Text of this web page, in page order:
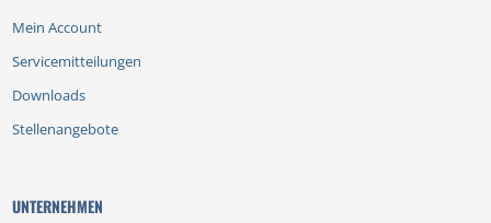
Mein Account
Servicemitteilungen
Downloads
Stellenangebote
UNTERNEHMEN